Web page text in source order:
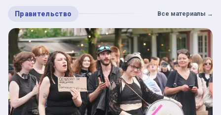
Правительство Все материалы →